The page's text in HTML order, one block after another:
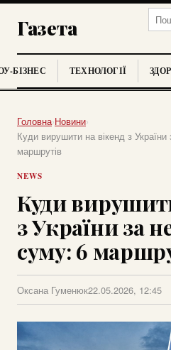
Газета
БІЗНЕС ТЕХНОЛОГІЇ
Головна›Новини›
Куди вирушити на вікенд з
маршрутів
NEWS
Куди
з України за
суму: 6
Оксана Гуменюк22.05.2026, 12:45